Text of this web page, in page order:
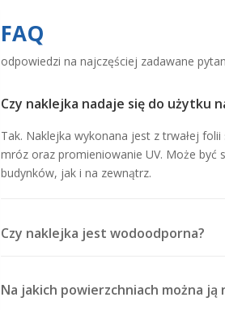
FAQ
odpowiedzi na najczęściej zadawane
Czy naklejka nadaje się do użytku
Tak. Naklejka wykonana jest z trwałej
mróz oraz promieniowanie UV. Może
budynków, jak i na zewnątrz.
Czy naklejka jest wodoodporna?
Na jakich powierzchniach można ją